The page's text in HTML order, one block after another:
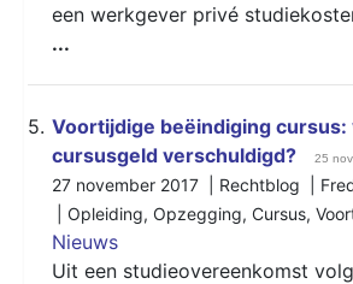
een werkgever privé
...
5. Voortijdige beëindiging cursus:
cursusgeld verschuldigd?
25
27 november 2017 | Rechtblog |
Opleiding, Opzegging, Cursus,
Nieuws
Uit een studieovereenkomst